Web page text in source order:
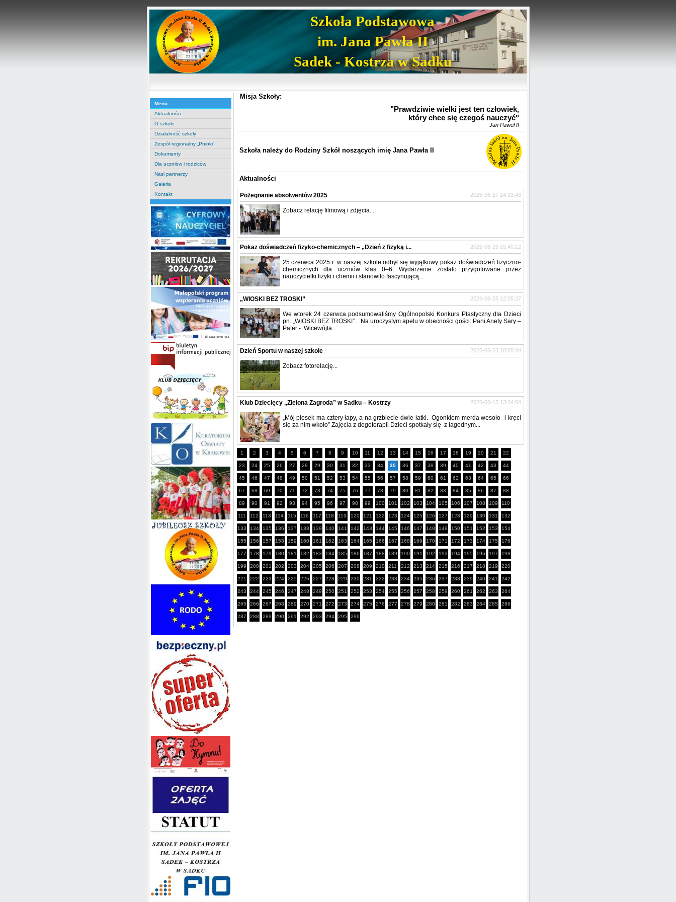
Szkoła Podstawowa
im. Jana Pawła II
Sadek - Kostrza w Sadku
Menu
Aktualności
O szkole
Działalność szkoły
Zespół regionalny „Pnioki”
Dokumenty
Dla uczniów i rodziców
Nasi partnerzy
Galeria
Kontakt
Misja Szkoły:
"Prawdziwie wielki jest ten człowiek,
który chce się czegoś nauczyć"
Jan Paweł II
Szkoła należy do Rodziny Szkół noszących imię Jana Pawła II
Aktualności
Pożegnanie absolwentów 2025 2025-06-27 14:33:43
Zobacz relację filmową i zdjęcia...
Pokaz doświadczeń fizyko-chemicznych – „Dzień z fizyką i... 2025-06-25 15:40:12
25 czerwca 2025 r. w naszej szkole odbył się wyjątkowy pokaz doświadczeń fizyczno-
chemicznych dla uczniów klas 0–6. Wydarzenie zostało przygotowane przez
nauczycielki fizyki i chemii i stanowiło fascynującą...
„WIOSKI BEZ TROSKI” 2025-06-25 12:05:27
We wtorek 24 czerwca podsumowaliśmy Ogólnopolski Konkurs Plastyczny dla Dzieci
pn. „WIOSKI BEZ TROSKI” . Na uroczystym apelu w obecności gości: Pani Anety Sary –
Pater - Wicewójta...
Dzień Sportu w naszej szkole 2025-06-23 18:05:44
Zobacz fotorelację...
Klub Dziecięcy „Zielona Zagroda” w Sadku – Kostrzy 2025-06-15 13:34:54
„Mój piesek ma cztery łapy, a na grzbiecie dwie łatki. Ogonkiem merda wesoło i kręci
się za nim wkoło” Zajęcia z dogoterapii Dzieci spotkały się z łagodnym...
1 2 3 4 5 6 7 8 9 10 11 12 13 14 15 16 17 18 19 20 21 22
23 24 25 26 27 28 29 30 31 32 33 34 35 36 37 38 39 40 41 42 43 44
45 46 47 48 49 50 51 52 53 54 55 56 57 58 59 60 61 62 63 64 65 66
67 68 69 70 71 72 73 74 75 76 77 78 79 80 81 82 83 84 85 86 87 88
89 90 91 92 93 94 95 96 97 98 99 100 101 102 103 104 105 106 107 108 109 110
111 112 113 114 115 116 117 118 119 120 121 122 123 124 125 126 127 128 129 130 131 132
133 134 135 136 137 138 139 140 141 142 143 144 145 146 147 148 149 150 151 152 153 154
155 156 157 158 159 160 161 162 163 164 165 166 167 168 169 170 171 172 173 174 175 176
177 178 179 180 181 182 183 184 185 186 187 188 189 190 191 192 193 194 195 196 197 198
199 200 201 202 203 204 205 206 207 208 209 210 211 212 213 214 215 216 217 218 219 220
221 222 223 224 225 226 227 228 229 230 231 232 233 234 235 236 237 238 239 240 241 242
243 244 245 246 247 248 249 250 251 252 253 254 255 256 257 258 259 260 261 262 263 264
265 266 267 268 269 270 271 272 273 274 275 276 277 278 279 280 281 282 283 284 285 286
287 288 289 290 291 292 293 294 295 296